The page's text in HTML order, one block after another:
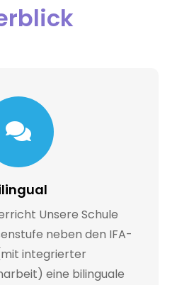
Unsere Schule
neben den IFA-
integrierter
eine bilinguale